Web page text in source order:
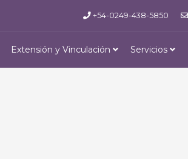
+54-0249-438-5850
Extensión y Vinculación Servicios